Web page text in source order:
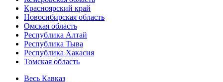
Красноярский край
Новосибирская область
Омская область
Республика Алтай
Республика Тыва
Республика Хакасия
Томская область
Весь Кавказ